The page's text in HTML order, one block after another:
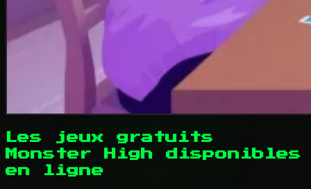
Les jeux gratuits
Monster High disponibles
en ligne